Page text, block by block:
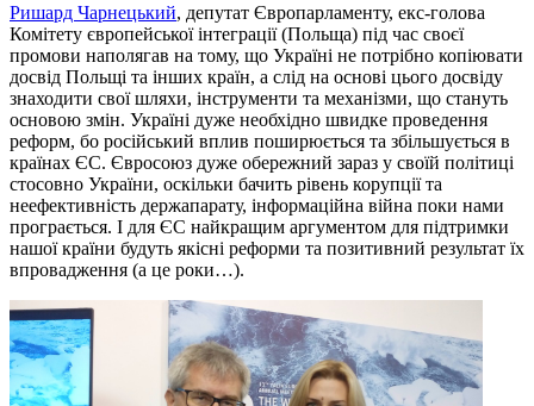
Ришард Чарнецький, депутат Європарламенту, екс-голова
Комітету європейської інтеграції (Польща) під час своєї
промови наполягав на тому, що Україні не потрібно копіювати
досвід Польщі та інших країн, а слід на основі цього досвіду
знаходити свої шляхи, інструменти та механізми, що стануть
основою змін. Україні дуже необхідно швидке проведення
реформ, бо російський вплив поширюється та збільшується в
країнах ЄС. Євросоюз дуже обережний зараз у своїй політиці
стосовно України, оскільки бачить рівень корупції та
неефективність держапарату, інформаційна війна поки нами
програється. І для ЄС найкращим аргументом для підтримки
нашої країни будуть якісні реформи та позитивний результат їх
впровадження (а це роки…).